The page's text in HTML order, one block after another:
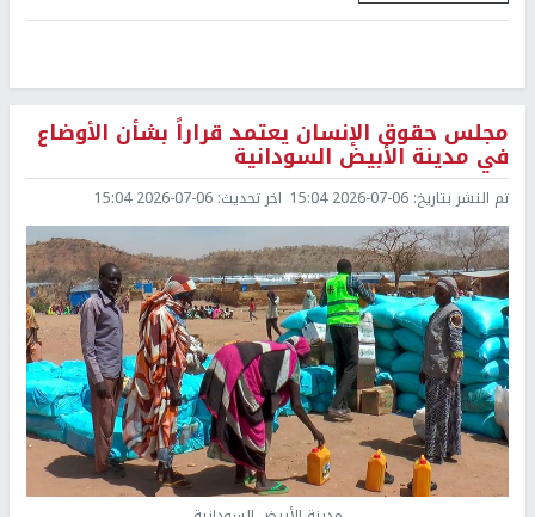
مجلس حقوق الإنسان يعتمد قراراً بشأن الأوضاع
في مدينة الأبيض السودانية
تم النشر بتاريخ: 2026-07-06 15:04 اخر تحديث: 2026-07-06 15:04